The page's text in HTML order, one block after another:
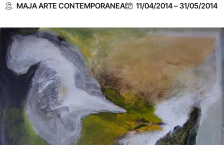
MAJA ARTE CONTEMPORANEA 11/04/2014–31/05/2014